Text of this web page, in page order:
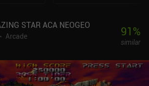
STAR ACA NEOGEO
Arcade
91%
similar